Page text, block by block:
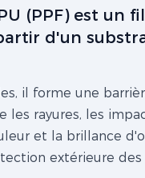
(PPF) est un
d'un
il forme une
les rayures, les
et la brillance
extérieure des